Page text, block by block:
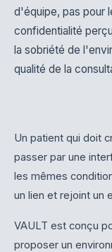
d'équipe, pas pour
confidentialité
la sobriété de
qualité de la
Un patient qui doit
passer par une
les mêmes
un lien et rejoint un
VAULT est conçu
proposer un